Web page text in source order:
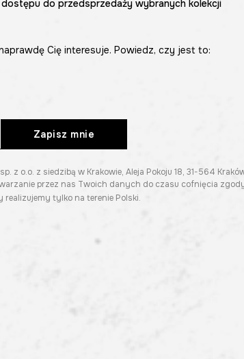
do przedsprzedaży wybranych kolekcji
Cię interesuje. Powiedz, czy jest to:
Zapisz mnie
o.o. z siedzibą w Krakowie, Aleja Pokoju 18, 31-564
przez nas Twoich danych do czasu cofnięcia
realizujemy tylko na terenie Polski.